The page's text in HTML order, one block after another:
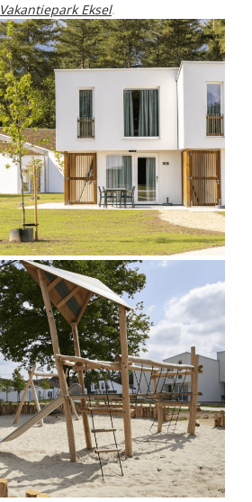
Vakantiepark Eksel.